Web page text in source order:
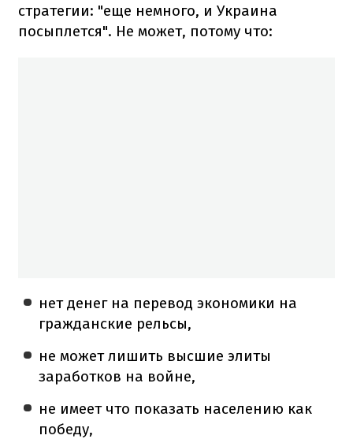
стратегии: "еще немного, и Украина
посыплется". Не может, потому что:
нет денег на перевод экономики на
гражданские рельсы,
не может лишить высшие элиты
заработков на войне,
не имеет что показать населению как
победу,